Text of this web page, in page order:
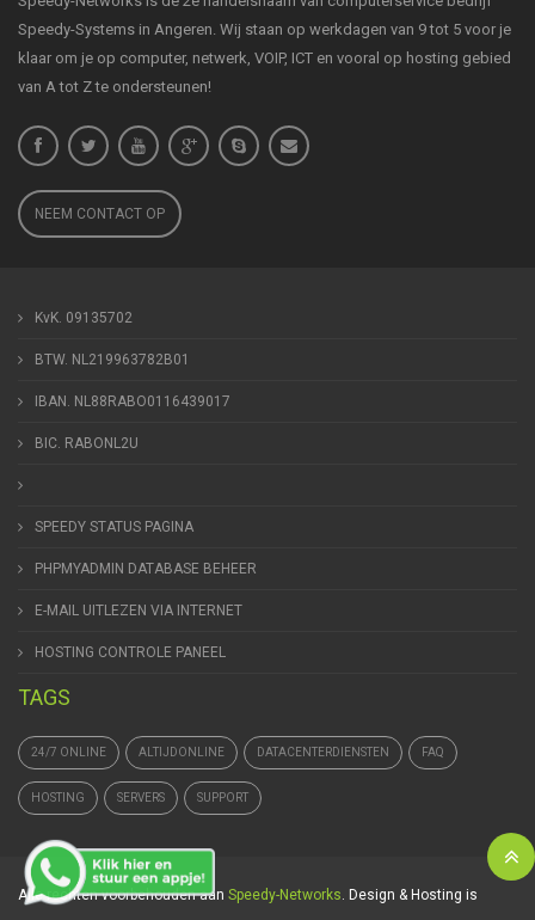
Speedy-Systems in Angeren. Wij staan op werkdagen van 9 tot 5 voor je
klaar om je op computer, netwerk, VOIP, ICT en vooral op hosting gebied
van A tot Z te ondersteunen!
NEEM CONTACT OP
KvK. 09135702
BTW. NL219963782B01
IBAN. NL88RABO0116439017
BIC. RABONL2U
SPEEDY STATUS PAGINA
PHPMYADMIN DATABASE BEHEER
E-MAIL UITLEZEN VIA INTERNET
HOSTING CONTROLE PANEEL
TAGS
24/7 ONLINE ALTIJDONLINE DATACENTERDIENSTEN FAQ
HOSTING SERVERS SUPPORT
Alle rechten voorbehouden aan Speedy-Networks. Design & Hosting is